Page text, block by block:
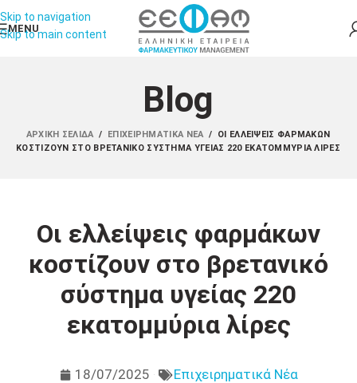
Skip to navigation
Skip to main content
MENU
Blog
ΑΡΧΙΚΉ ΣΕΛΊΔΑ / ΕΠΙΧΕΙΡΗΜΑΤΙΚΆ ΝΈΑ /
ΟΙ ΕΛΛΕΊΨΕΙΣ ΦΑΡΜΆΚΩΝ
ΚΟΣΤΊΖΟΥΝ ΣΤΟ ΒΡΕΤΑΝΙΚΌ ΣΎΣΤΗΜΑ ΥΓΕΊΑΣ 220 ΕΚΑΤΟΜΜΎΡΙΑ ΛΊΡΕΣ
Οι ελλείψεις φαρμάκων
κοστίζουν στο βρετανικό
σύστημα υγείας 220
εκατομμύρια λίρες
18/07/2025 Επιχειρηματικά Νέα